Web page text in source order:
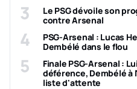
3
Le PSG dévoile son
contre Arsenal
4
PSG-Arsenal : Lucas
Dembélé dans le flou
5
Finale PSG-Arsenal :
déférence, Dembélé à
liste d'attente